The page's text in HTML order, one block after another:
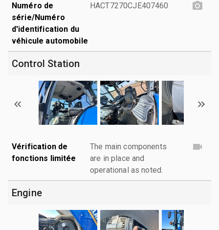
Numéro de
série/Numéro
d'identification du
véhicule automobile
HACT7270CJE407460
Control Station
Vérification de
fonctions limitée
The main components
are in place and
operational as noted.
Engine